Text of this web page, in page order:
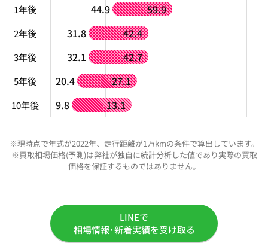
1年後 44.9 59.9
2年後 31.8 42.4
3年後 32.1 42.7
5年後 20.4 27.1
10年後 9.8 13.1
※現時点で年式が2022年、走行距離が1万kmの条件で算出しています。
※買取相場価格(予測)は弊社が独自に統計分析した値であり実際の買取
価格を保証するものではありません。
LINEで
相場情報･新着実績を受け取る